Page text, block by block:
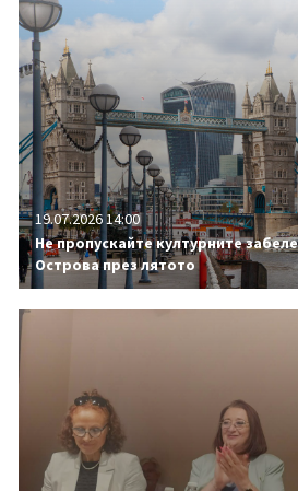
19.07.2026 14:00
Не пропускайте културните
Острова през лятото